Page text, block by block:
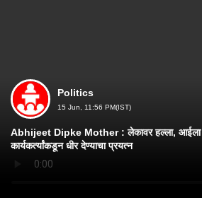
Politics
15 Jun, 11:56 PM(IST)
Abhijeet Dipke Mother : लेकावर हल्ला,
कार्यकर्त्यांकडून धीर देण्याचा प्रयत्न